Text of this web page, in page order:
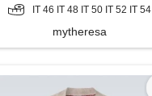
IT 46 IT 48 IT 50 IT 52 IT 54
mytheresa